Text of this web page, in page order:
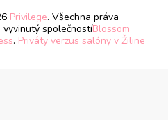
Privilege. Všechna práva
vyvinutý společnostíBlossom
. Priváty verzus salóny v Žiline